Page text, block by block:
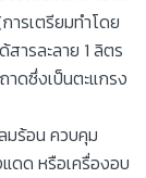
ารเตรียมทําโดย
สารละลาย 1 ลิตร
าดซึ่งเป็นตะแกรง
มร้อน ควบคุม
ดด หรือเครื่องอบ